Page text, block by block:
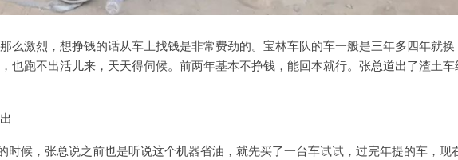
么激烈，想挣钱的话从车上找钱是非常费劲的。宝林车队的车一般是三年多四年就换
也跑不出活儿来，天天得伺候。前两年基本不挣钱，能回本就行。张总道出了渣土车
时候，张总说之前也是听说这个机器省油，就先买了一台车试试，过完年提的车，现